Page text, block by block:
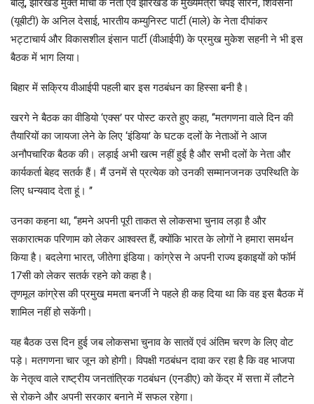
बालू, झारखंड मुक्त मोर्चा के नेता एवं झारखंड के मुख्यमंत्री चंपई सोरेन, शिवसेना
(यूबीटी) के अनिल देसाई, भारतीय कम्युनिस्ट पार्टी (माले) के नेता दीपांकर
भट्टाचार्य और विकासशील इंसान पार्टी (वीआईपी) के प्रमुख मुकेश सहनी ने भी इस
बैठक में भाग लिया।
बिहार में सक्रिय वीआईपी पहली बार इस गठबंधन का हिस्सा बनी है।
खरगे ने बैठक का वीडियो ‘एक्स’ पर पोस्ट करते हुए कहा, ‘‘मतगणना वाले दिन की
तैयारियों का जायजा लेने के लिए ‘इंडिया’ के घटक दलों के नेताओं ने आज
अनौपचारिक बैठक की। लड़ाई अभी खत्म नहीं हुई है और सभी दलों के नेता और
कार्यकर्ता बेहद सतर्क हैं। मैं उनमें से प्रत्येक को उनकी सम्मानजनक उपस्थिति के
लिए धन्यवाद देता हूं। ’’
उनका कहना था, ‘‘हमने अपनी पूरी ताकत से लोकसभा चुनाव लड़ा है और
सकारात्मक परिणाम को लेकर आश्वस्त हैं, क्योंकि भारत के लोगों ने हमारा समर्थन
किया है। बदलेगा भारत, जीतेगा इंडिया। कांग्रेस ने अपनी राज्य इकाइयों को फॉर्म
17सी को लेकर सतर्क रहने को कहा है।
तृणमूल कांग्रेस की प्रमुख ममता बनर्जी ने पहले ही कह दिया था कि वह इस बैठक में
शामिल नहीं हो सकेंगी।
यह बैठक उस दिन हुई जब लोकसभा चुनाव के सातवें एवं अंतिम चरण के लिए वोट
पड़े। मतगणना चार जून को होगी। विपक्षी गठबंधन दावा कर रहा है कि वह भाजपा
के नेतृत्व वाले राष्ट्रीय जनतांत्रिक गठबंधन (एनडीए) को केंद्र में सत्ता में लौटने
से रोकने और अपनी सरकार बनाने में सफल रहेगा।